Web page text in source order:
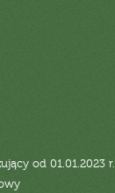
od 01.01.2023 r.